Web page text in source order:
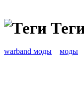
warband моды моды